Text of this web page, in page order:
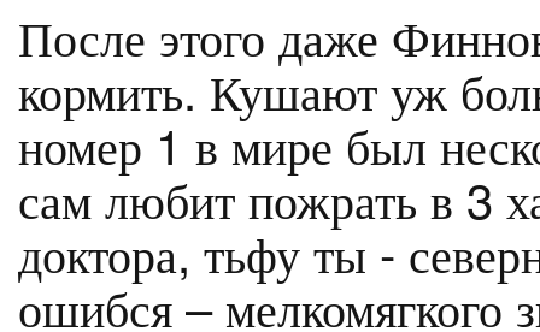
После этого даже
кормить. Кушают уж
номер 1 в мире был
сам любит пожрать в 3
доктора, тьфу ты -
ошибся – мелкомягкого